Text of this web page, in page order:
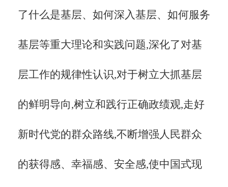
了什么是基层、如何深入基层、如何服务
基层等重大理论和实践问题,深化了对基
层工作的规律性认识,对于树立大抓基层
的鲜明导向,树立和践行正确政绩观,走好
新时代党的群众路线,不断增强人民群众
的获得感、幸福感、安全感,使中国式现